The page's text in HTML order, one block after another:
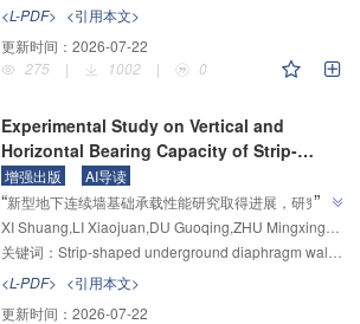
ABAQUS有限元软件建立了节点有限元模型，通过试
验结果验证了模型的准确性，提出了考虑插头腹板和浆
料贡献的抗剪承载力和抗剪刚度计算公式，为模块化钢
<L-PDF> <引用本文>
更新时间： 2026-07-22
275
| 1002 | 0
Experimental Study on Vertical and
Horizontal Bearing Capacity of Strip-
shaped Underground Diaphragm Wall
Foundation
增强出版 AI导读
“新型地下连续墙基础承载性能研究取得进展，研究团
队建立了墙间距与墙埋深影响下的群墙效应系数体系，
为解决地下结构安全性和稳定性高标准要求问题提供解
决方案。
”
关键词： Strip-shaped underground diaphragm wall;model test;Bearing capacity;group wall effect coefficients
<L-PDF> <引用本文>
更新时间： 2026-07-22